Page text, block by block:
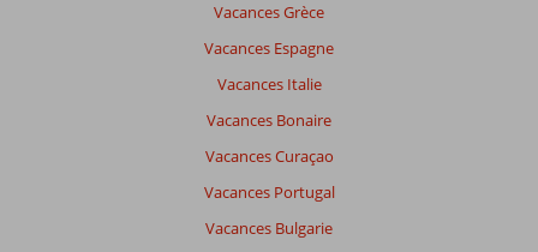
Vacances Grèce
Vacances Espagne
Vacances Italie
Vacances Bonaire
Vacances Curaçao
Vacances Portugal
Vacances Bulgarie